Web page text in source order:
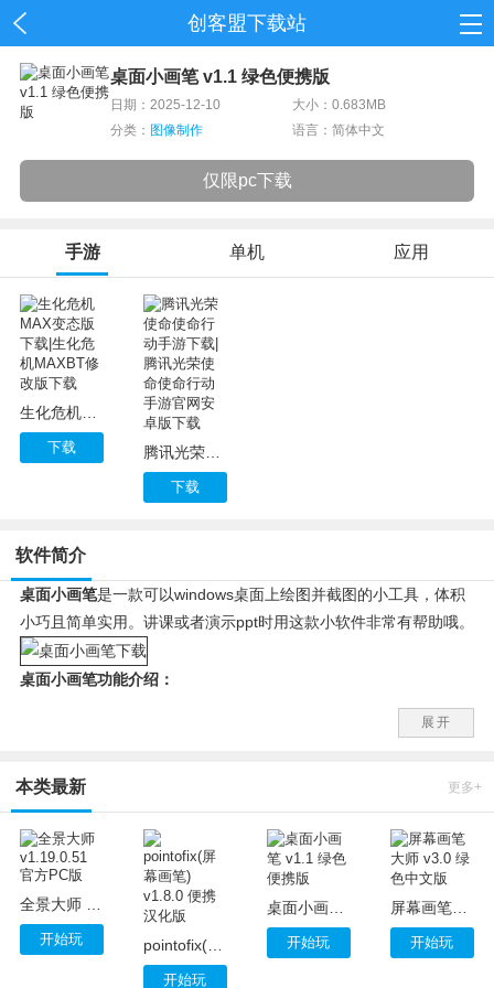
创客盟下载站
资讯
桌面小画笔 v1.1 绿色便携版
日期：2025-12-10
大小：0.683MB
分类： 图像制作 语言：简体中文
仅限pc下载
手游 单机 应用
生化危机MAX变态版下载|生化危机MAXBT修改版下载
下载 腾讯光荣使命使命行动手游下载|腾讯光荣使命使命行动手游官网安卓版下载
下载
软件简介
桌面小画笔是一款可以windows桌面上绘图并截图的小工具，体积
小巧且简单实用。讲课或者演示ppt时用这款小软件非常有帮助哦。
桌面小画笔功能介绍：
1、能在桌面窗口之上涂鸦，相当于在桌面上加了块玻璃。
2、点击画笔图标进入涂鸦状态，点击箭头图标退出画图状态
4、智能保存，退出画图状态、退出软件和画笔使用5次时能自动抓
屏存盘
5、窗口可自动收缩到右下角，使用时感知鼠标拉出。
展开
本类最新 更多+
开始玩 pointofix(屏幕画笔) v1.8.0 便携汉化版
开始玩
桌面小画笔 v1.1 绿色便携版
开始玩
屏幕画笔大师 v3.0 绿色中文版
开始玩